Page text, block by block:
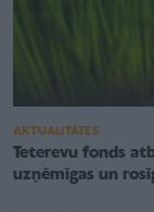
AKTUALITĀTES
Teterevu fonds
uzņēmīgas un